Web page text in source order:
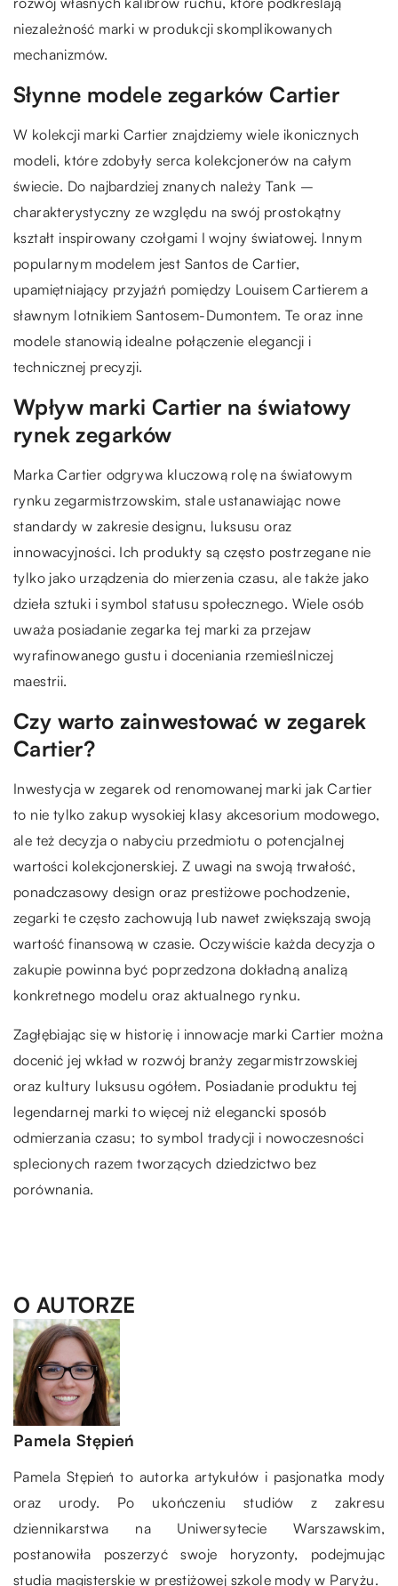
niezależność marki w produkcji skomplikowanych
mechanizmów.
Słynne modele zegarków Cartier
W kolekcji marki Cartier znajdziemy wiele ikonicznych
modeli, które zdobyły serca kolekcjonerów na całym
świecie. Do najbardziej znanych należy Tank –
charakterystyczny ze względu na swój prostokątny
kształt inspirowany czołgami I wojny światowej. Innym
popularnym modelem jest Santos de Cartier,
upamiętniający przyjaźń pomiędzy Louisem Cartierem a
sławnym lotnikiem Santosem-Dumontem. Te oraz inne
modele stanowią idealne połączenie elegancji i
technicznej precyzji.
Wpływ marki Cartier na światowy
rynek zegarków
Marka Cartier odgrywa kluczową rolę na światowym
rynku zegarmistrzowskim, stale ustanawiając nowe
standardy w zakresie designu, luksusu oraz
innowacyjności. Ich produkty są często postrzegane nie
tylko jako urządzenia do mierzenia czasu, ale także jako
dzieła sztuki i symbol statusu społecznego. Wiele osób
uważa posiadanie zegarka tej marki za przejaw
wyrafinowanego gustu i doceniania rzemieślniczej
maestrii.
Czy warto zainwestować w zegarek
Cartier?
Inwestycja w zegarek od renomowanej marki jak Cartier
to nie tylko zakup wysokiej klasy akcesorium modowego,
ale też decyzja o nabyciu przedmiotu o potencjalnej
wartości kolekcjonerskiej. Z uwagi na swoją trwałość,
ponadczasowy design oraz prestiżowe pochodzenie,
zegarki te często zachowują lub nawet zwiększają swoją
wartość finansową w czasie. Oczywiście każda decyzja o
zakupie powinna być poprzedzona dokładną analizą
konkretnego modelu oraz aktualnego rynku.
Zagłębiając się w historię i innowacje marki Cartier można
docenić jej wkład w rozwój branży zegarmistrzowskiej
oraz kultury luksusu ogółem. Posiadanie produktu tej
legendarnej marki to więcej niż elegancki sposób
odmierzania czasu; to symbol tradycji i nowoczesności
splecionych razem tworzących dziedzictwo bez
porównania.
O AUTORZE
Pamela Stępień
Pamela Stępień to autorka artykułów i pasjonatka mody
oraz urody. Po ukończeniu studiów z zakresu
dziennikarstwa na Uniwersytecie Warszawskim,
postanowiła poszerzyć swoje horyzonty, podejmując
studia magisterskie w prestiżowej szkole mody w Paryżu.